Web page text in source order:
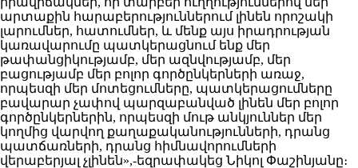
արտաքին հարաբերություններում լինեն որոշակի
լարումներ, հատումներ, և մենք այս իրադրության
կառավարումը պատկերացնում ենք մեր
թափանցիկությամբ, մեր ազնվությամբ, մեր
բացությամբ մեր բոլոր գործընկերների առաջ,
որպեսզի մեր մոտեցումները, պատկերացումները
բավարար չափով պարզաբանված լինեն մեր բոլոր
գործընկերներին, որպեսզի մութ անկյուններ մեր
կողմից վարվող քաղաքականությունների, դրանց
պատճառների, դրանց հիմնավորումների
վերաբերյալ չլինեն»,-եզրափակեց Նիկոլ Փաշինյանը։